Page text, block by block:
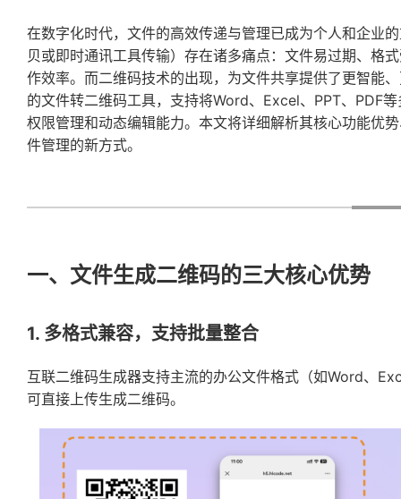
在数字化时代，文件的高效传递与管理已成为个人和企业
贝或即时通讯工具传输）存在诸多痛点：文件易过期、格
作效率。而二维码技术的出现，为文件共享提供了更智能
的文件转二维码工具，支持将Word、Excel、PPT、PDF
权限管理和动态编辑能力。本文将详细解析其核心功能优
件管理的新方式。
一、文件生成二维码的三大核心优势
1. 多格式兼容，支持批量整合
互联二维码生成器支持主流的办公文件格式（如Word、
可直接上传生成二维码。